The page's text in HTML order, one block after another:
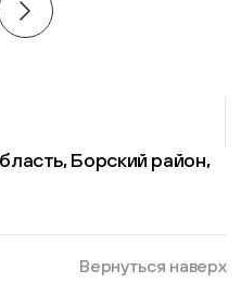
Борский район,
Вернуться наверх